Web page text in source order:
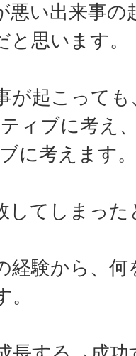
悪い出来事
と思います。
が起こっても
ィブに考え
に考えます。
してしまった
経験から、